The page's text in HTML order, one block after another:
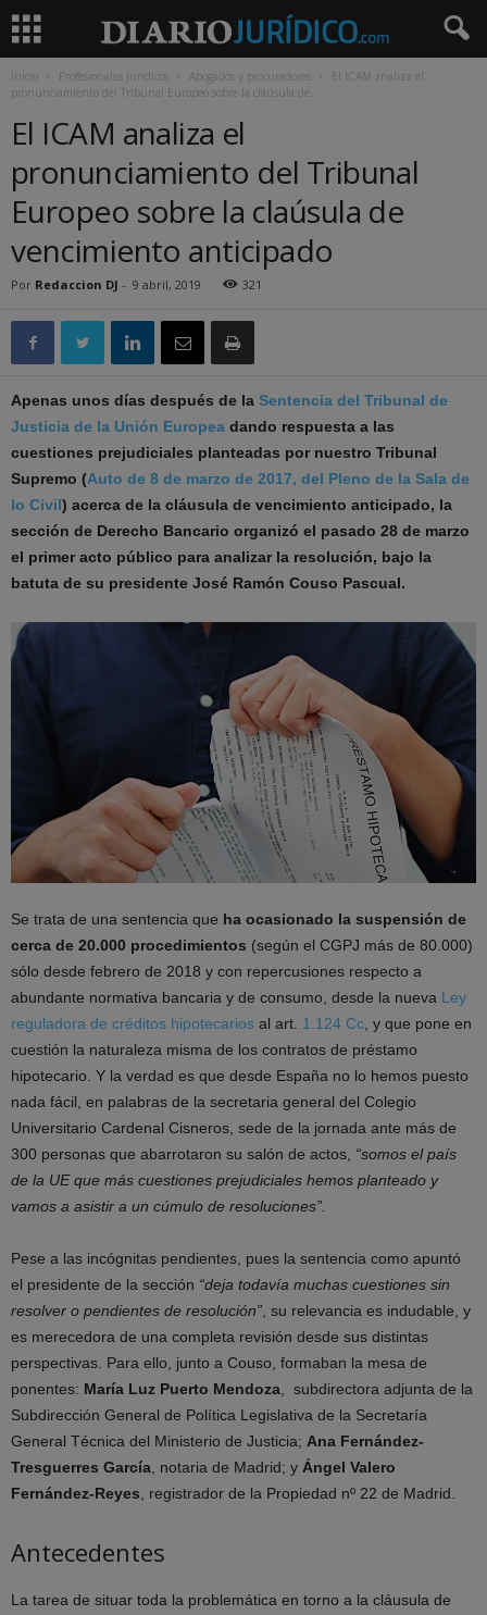
Inicio Profesionales Jurídicos Abogados y procuradores
El ICAM analiza el
pronunciamiento del Tribunal Europeo sobre la claúsula de...
El ICAM analiza el
pronunciamiento del Tribunal
Europeo sobre la claúsula de
vencimiento anticipado
Por Redaccion DJ - 9 abril, 2019 321
Apenas unos días después de la Sentencia del Tribunal de
Justicia de la Unión Europea dando respuesta a las
cuestiones prejudiciales planteadas por nuestro Tribunal
Supremo (Auto de 8 de marzo de 2017, del Pleno de la Sala de
lo Civil) acerca de la cláusula de vencimiento anticipado, la
sección de Derecho Bancario organizó el pasado 28 de marzo
el primer acto público para analizar la resolución, bajo la
batuta de su presidente José Ramón Couso Pascual.
Se trata de una sentencia que ha ocasionado la suspensión de
cerca de 20.000 procedimientos (según el CGPJ más de 80.000)
sólo desde febrero de 2018 y con repercusiones respecto a
abundante normativa bancaria y de consumo, desde la nueva Ley
reguladora de créditos hipotecarios al art. 1.124 Cc , y que pone en
cuestión la naturaleza misma de los contratos de préstamo
hipotecario. Y la verdad es que desde España no lo hemos puesto
nada fácil, en palabras de la secretaria general del Colegio
Universitario Cardenal Cisneros, sede de la jornada ante más de
300 personas que abarrotaron su salón de actos, “somos el país
de la UE que más cuestiones prejudiciales hemos planteado y
vamos a asistir a un cúmulo de resoluciones”.
Pese a las incógnitas pendientes, pues la sentencia como apuntó
el presidente de la sección “deja todavía muchas cuestiones sin
resolver o pendientes de resolución” , su relevancia es indudable, y
es merecedora de una completa revisión desde sus distintas
perspectivas. Para ello, junto a Couso, formaban la mesa de
ponentes: María Luz Puerto Mendoza , subdirectora adjunta de la
Subdirección General de Política Legislativa de la Secretaría
General Técnica del Ministerio de Justicia; Ana Fernández-
Tresguerres García , notaria de Madrid; y Ángel Valero
Fernández-Reyes , registrador de la Propiedad nº 22 de Madrid.
Antecedentes
La tarea de situar toda la problemática en torno a la cláusula de